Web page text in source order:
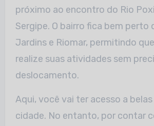
próximo ao encontro do Rio
Sergipe. O bairro fica bem perto
Jardins e Riomar, permitindo
realize suas atividades sem
deslocamento.
Aqui, você vai ter acesso a
cidade. No entanto, por contar